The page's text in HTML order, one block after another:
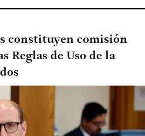
constituyen comisión
Reglas de Uso de la